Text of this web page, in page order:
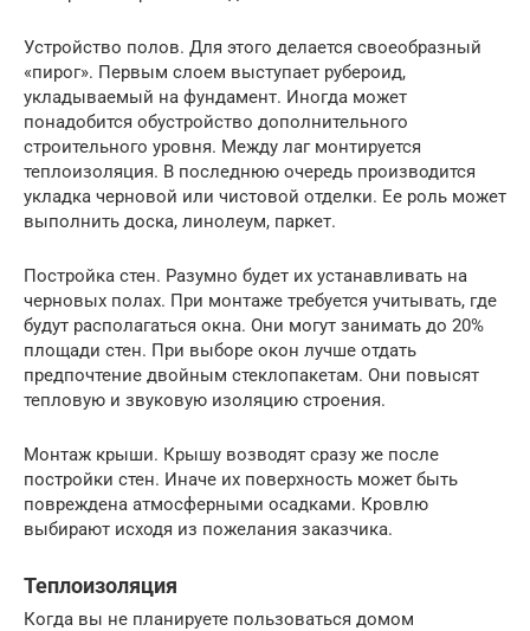
Устройство полов. Для этого делается своеобразный
«пирог». Первым слоем выступает рубероид,
укладываемый на фундамент. Иногда может
понадобится обустройство дополнительного
строительного уровня. Между лаг монтируется
теплоизоляция. В последнюю очередь производится
укладка черновой или чистовой отделки. Ее роль может
выполнить доска, линолеум, паркет.
Постройка стен. Разумно будет их устанавливать на
черновых полах. При монтаже требуется учитывать, где
будут располагаться окна. Они могут занимать до 20%
площади стен. При выборе окон лучше отдать
предпочтение двойным стеклопакетам. Они повысят
тепловую и звуковую изоляцию строения.
Монтаж крыши. Крышу возводят сразу же после
постройки стен. Иначе их поверхность может быть
повреждена атмосферными осадками. Кровлю
выбирают исходя из пожелания заказчика.
Теплоизоляция
Когда вы не планируете пользоваться домом